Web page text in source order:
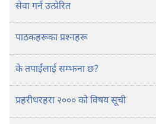
सेवा गर्न उत्प्रेरित
पाठकहरूका प्रश्‍नहरू
के तपाईंलाई सम्झना छ?
प्रहरीधरहरा २००० को विषय सूची